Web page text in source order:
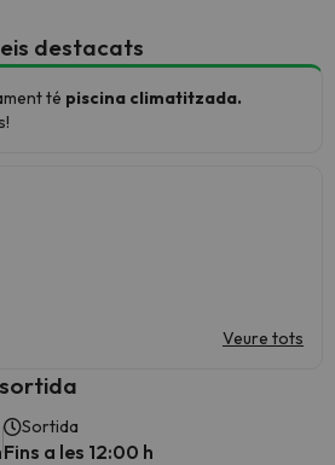
destacats
té piscina climatitzada.
Veure tots
Sortida
Fins a les 12:00 h